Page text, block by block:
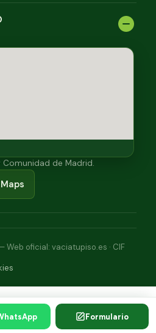
de Madrid.
Web oficial: vaciatupiso.es · CIF
Formulario